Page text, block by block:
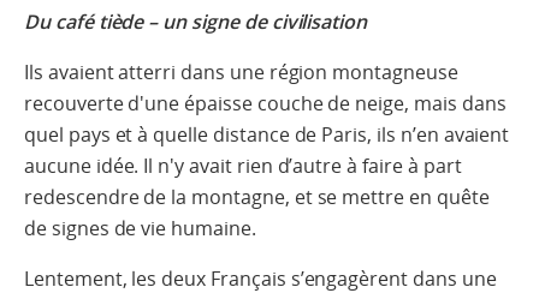
Du café tiède – un signe de civilisation
Ils avaient atterri dans une région montagneuse
recouverte d'une épaisse couche de neige, mais dans
quel pays et à quelle distance de Paris, ils n’en avaient
aucune idée. Il n'y avait rien d’autre à faire à part
redescendre de la montagne, et se mettre en quête
de signes de vie humaine.
Lentement, les deux Français s’engagèrent dans une